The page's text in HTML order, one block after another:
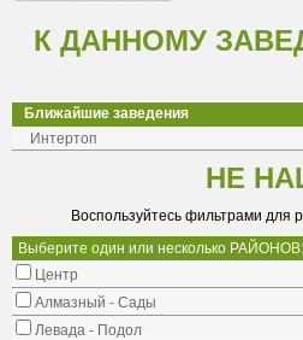
К ДАННОМУ
Ближайшие заведения
Интертоп
НЕ
Воспользуйтесь фильтрами для
Выберите один или несколько РАЙОНОВ:
Центр
Алмазный - Сады
Левада - Подол